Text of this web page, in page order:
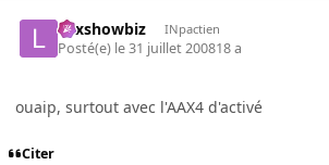
Lexshowbiz INpactien
Posté(e) le 31 juillet 200818 a
ouaip, surtout avec l'AAX4 d'activé
Citer